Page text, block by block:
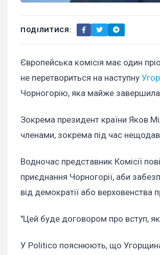
ПОДІЛИТИСЯ:
Європейська комісія має один
не перетвориться на наступну
Чорногорію, яка майже
Зокрема президент країни Яков
членами, зокрема під час
Водночас представник Комісії
приєднання Чорногорії, аби
від демократії або верховенства
"Цей буде договором про вступ,
У Politico пояснюють, що